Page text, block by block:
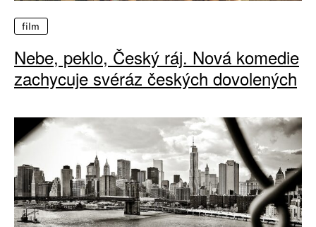
film
Nebe, peklo, Český ráj. Nová komedie
zachycuje svéráz českých dovolených